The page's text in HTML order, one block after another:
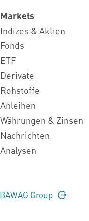
Markets
Indizes & Aktien
Fonds
ETF
Derivate
Rohstoffe
Anleihen
Währungen & Zinsen
Nachrichten
Analysen
BAWAG Group